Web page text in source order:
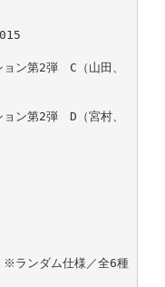
ン第2弾 C（山田、
ン第2弾 D（宮村、
ランダム仕様／全6種